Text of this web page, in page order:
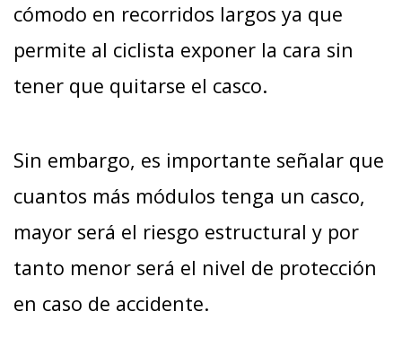
cómodo en recorridos largos ya que
permite al ciclista exponer la cara sin
tener que quitarse el casco.
Sin embargo, es importante señalar que
cuantos más módulos tenga un casco,
mayor será el riesgo estructural y por
tanto menor será el nivel de protección
en caso de accidente.